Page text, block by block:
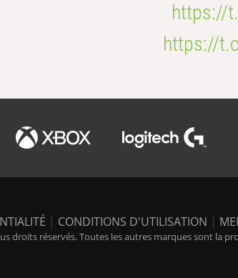
https://
https://
| CONDITIONS D'UTILISATION |
droits réservés. Toutes les autres marques sont la